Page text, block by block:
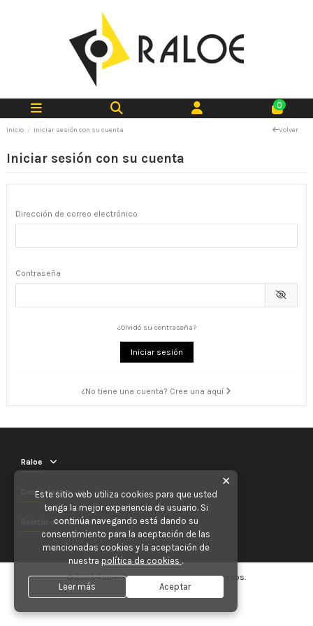
0
Inicio Iniciar sesión con su cuenta Volver
Iniciar sesión con su cuenta
Dirección de correo electrónico
Contraseña
¿Olvidó su contraseña?
Iniciar sesión
¿No tiene una cuenta? Cree una aquí
Raloe
Contáctenos
Boletín de noticias
© 2025 Raloe. Todos los derechos reservados.
✕
Este sitio web utiliza cookies para que usted
tenga la mejor experiencia de usuario. Si
continúa navegando está dando su
consentimiento para la aceptación de las
mencionadas cookies y la aceptación de
nuestra política de cookies .
Leer más Aceptar